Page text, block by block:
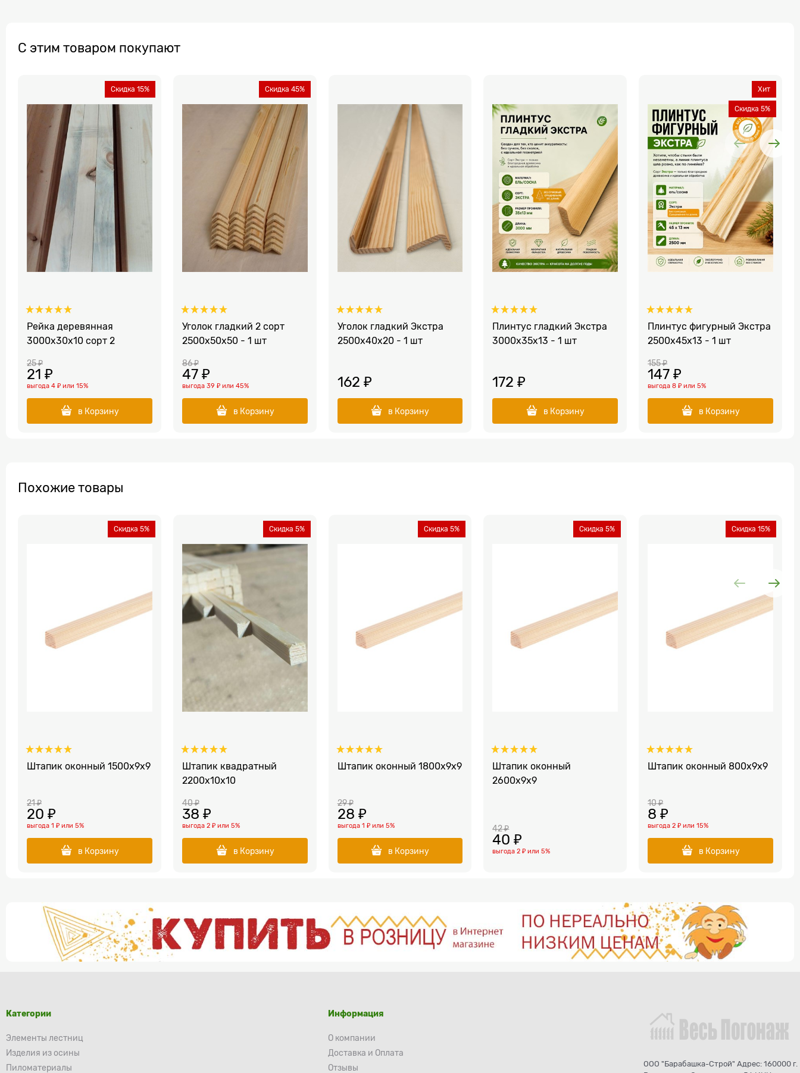
С этим товаром покупают
Рейка деревянная
3000x30х10 сорт 2
Скидка 15%
25 ₽
21 ₽
выгода 4 ₽ или 15%
в Корзину
Уголок гладкий 2 сорт
2500x50x50 - 1 шт
Скидка 45%
86 ₽
47 ₽
выгода 39 ₽или 45%
в Корзину
Уголок гладкий Экстра
2500x40x20 - 1 шт
162 ₽
в Корзину
Плинтус гладкий Экстра
3000x35x13 - 1 шт
172 ₽
в Корзину
Плинтус фигурный Экстра
2500x45х13 - 1 шт
Хит
Скидка 5%
155 ₽
147 ₽
выгода8 ₽ или5%
в Корзину
Похожие товары
Штапик оконный 1500x9x9
Скидка 5%
21 ₽
20 ₽
выгода 1 ₽ или 5%
в Корзину
Штапик квадратный
2200x10x10
Скидка 5%
40 ₽
38 ₽
выгода 2 ₽или 5%
в Корзину
Штапик оконный 1800x9x9
Скидка 5%
29 ₽
28 ₽
выгода 1 ₽или 5%
в Корзину
Штапик оконный
2600x9x9
Скидка 5%
42 ₽
40 ₽
выгода2 ₽ или5%
Штапик оконный 800x9x9
Скидка 15%
10 ₽
8 ₽
выгода2 ₽ или15%
в Корзину
Категории
Элементы лестниц
Изделия из осины
Пиломатериалы
Информация
О компании
Доставка и Оплата
Отзывы
ООО "Барабашка-Строй" Адрес: 160000 г.